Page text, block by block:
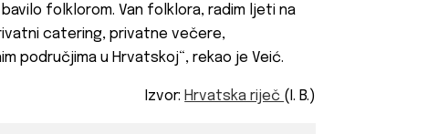
folklorom. Van folklora, radim ljeti na
catering, privatne večere,
područjima u Hrvatskoj“, rekao je Veić.
Izvor:Hrvatska riječ (I. B.)